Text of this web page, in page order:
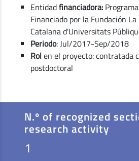
Entidadfinanciadora:
Financiado por la Fundación
Catalana d'Universitats
Periodo: Jul/2017-Sep/2018
Rolen el proyecto: contratada
postdoctoral
N.º of recognized
research activity
1